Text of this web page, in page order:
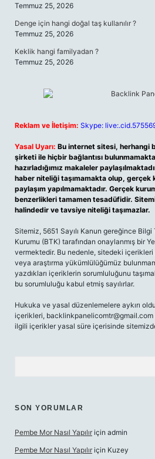
Temmuz 25, 2026
Denge için hangi doğal taş kullanılır ?
Temmuz 25, 2026
Keklik hangi familyadan ?
Temmuz 25, 2026
Reklam ve İletişim: Skype:
Yasal Uyarı: Bu internet sitesi, herhangi
şirketi ile hiçbir bağlantısı
hazırladığımız makaleler
haber niteliği taşımamakta olup, gerçek
paylaşım yapılmamaktadır. Gerçek
benzerlikleri tamamen tesadüfidir.
halindedir ve tavsiye niteliği taşımazlar.
Sitemiz, 5651 Sayılı Kanun gereğince
Kurumu (BTK) tarafından onaylanmış bir
vermektedir. Bu nedenle, sitedeki
veya araştırma yükümlülüğümüz
yazdıkları içeriklerin sorumluluğunu
bu sorumluluğu kabul etmiş sayılırlar.
Hukuka ve yasal düzenlemelere aykırı
içerikleri, backlinkpanelicomtr@gmail.com
ilgili içerikler yasal süre içerisinde
SON YORUMLAR
Pembe Mor Nasıl Yapılır için admin
Pembe Mor Nasıl Yapılır için Kuzey